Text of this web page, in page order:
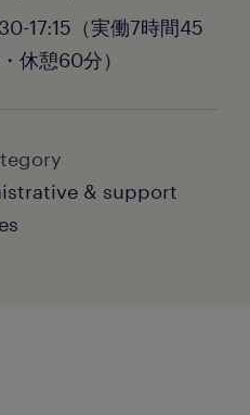
17:15（実働7時間45
休憩60分）
& support